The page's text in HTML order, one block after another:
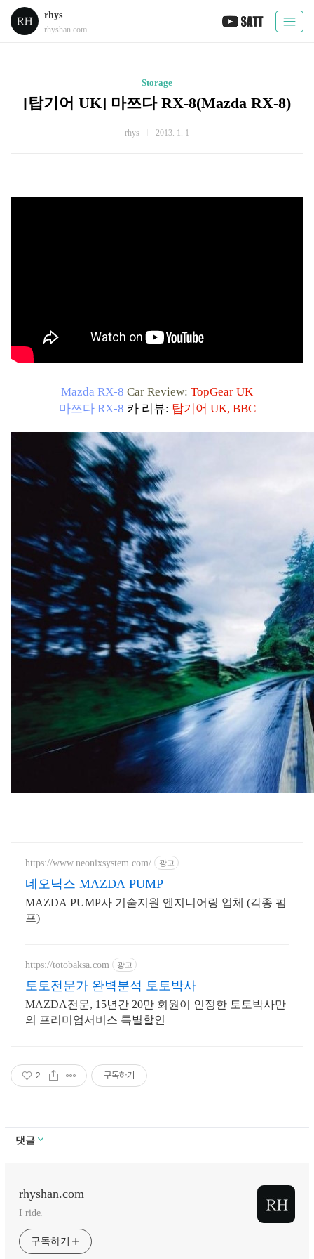
rhys
rhyshan.com
Storage
[탑기어 UK] 마쯔다 RX-8(Mazda RX-8)
rhys 2013. 1. 1
Mazda RX-8 Car Review: TopGear UK
마쯔다 RX-8 카 리뷰: 탑기어 UK, BBC
https://www.neonixsystem.com/ 광고
네오닉스 MAZDA PUMP
MAZDA PUMP사 기술지원 엔지니어링 업체 (각종 펌
프)
https://totobaksa.com 광고
토토전문가 완벽분석 토토박사
MAZDA전문, 15년간 20만 회원이 인정한 토토박사만
의 프리미엄서비스 특별할인
2 구독하기
댓글
rhyshan.com
I ride.
구독하기